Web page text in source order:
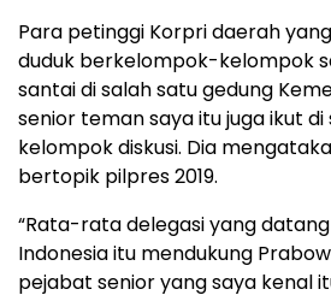
Para petinggi Korpri daerah
duduk berkelompok-kelompok
santai di salah satu gedung
senior teman saya itu juga ikut di
kelompok diskusi. Dia
bertopik pilpres 2019.
“Rata-rata delegasi yang
Indonesia itu mendukung
pejabat senior yang saya kenal